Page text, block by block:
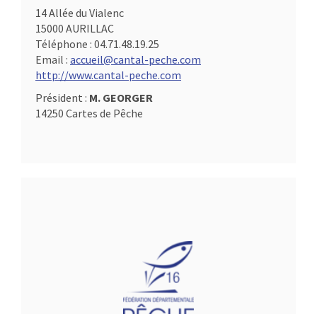
14 Allée du Vialenc
15000 AURILLAC
Téléphone : 04.71.48.19.25
Email : accueil@cantal-peche.com
http://www.cantal-peche.com
Président : M. GEORGER
14250 Cartes de Pêche